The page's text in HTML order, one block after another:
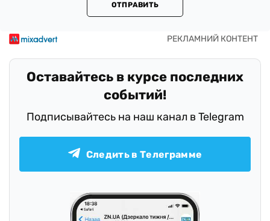
ОТПРАВИТЬ
Оставайтесь в курсе последних
событий!
Подписывайтесь на наш канал в Telegram
Следить в Телеграмме